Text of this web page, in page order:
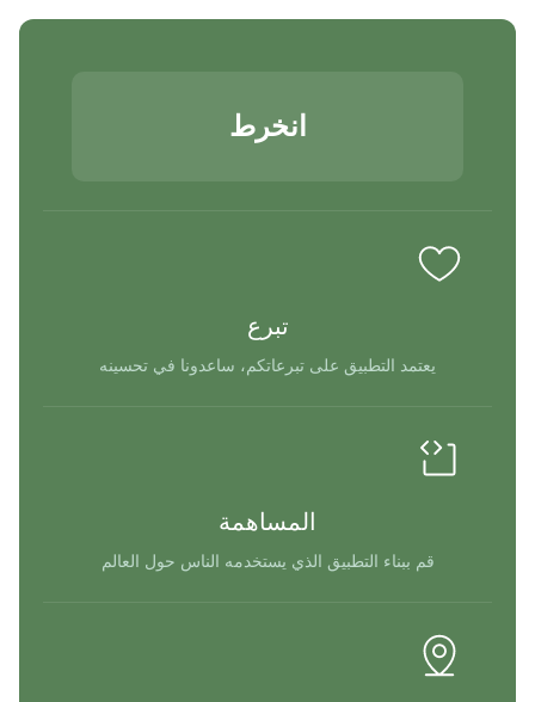
انخرط
تبرع
يعتمد التطبيق على تبرعاتكم، ساعدونا في تحسينه
المساهمة
قم ببناء التطبيق الذي يستخدمه الناس حول العالم